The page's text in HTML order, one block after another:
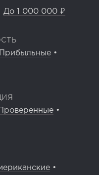
До 1 000 000 ₽
Прибыльные •
Проверенные •
•